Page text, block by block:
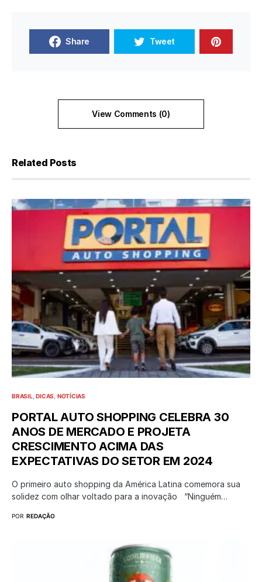
Share Tweet
View Comments (0)
Related Posts
BRASIL DICAS NOTÍCIAS
PORTAL AUTO SHOPPING CELEBRA 30
ANOS DE MERCADO E PROJETA
CRESCIMENTO ACIMA DAS
EXPECTATIVAS DO SETOR EM 2024
O primeiro auto shopping da América Latina comemora sua
solidez com olhar voltado para a inovação “Ninguém…
POR REDAÇÃO